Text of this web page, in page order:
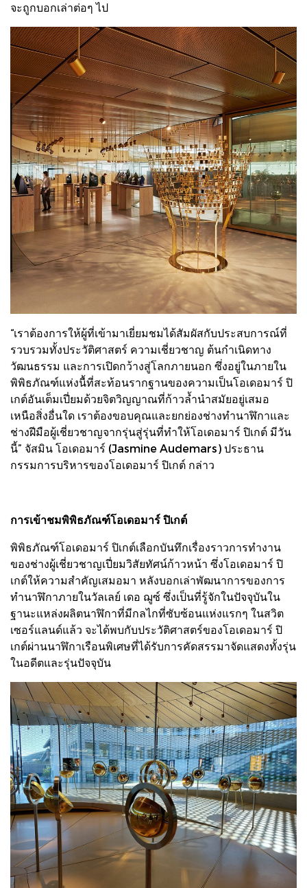
จะถูกบอกเล่าต่อๆ ไป
“เราต้องการให้ผู้ที่เข้ามาเยี่ยมชมได้สัมผัสกับประสบการณ์ที่
รวบรวมทั้งประวัติศาสตร์ ความเชี่ยวชาญ ต้นกำเนิดทาง
วัฒนธรรม และการเปิดกว้างสู่โลกภายนอก ซึ่งอยู่ในภายใน
พิพิธภัณฑ์แห่งนื้ที่สะท้อนรากฐานของความเป็นโอเดอมาร์ ปิ
เกต์อันเต็มเปี่ยมด้วยจิตวิญญาณที่ก้าวล้ำนำสมัยอยู่เสมอ
เหนือสิ่งอื่นใด เราต้องขอบคุณและยกย่องช่างทำนาฬิกาและ
ช่างฝีมือผู้เชี่ยวชาญจากรุ่นสู่รุ่นที่ทำให้โอเดอมาร์ ปิเกต์ มีวัน
นี้” จัสมิน โอเดอมาร์ (Jasmine Audemars) ประธาน
กรรมการบริหารของโอเดอมาร์ ปิเกต์ กล่าว
การเข้าชมพิพิธภัณฑ์โอเดอมาร์ ปิเกต์
พิพิธภัณฑ์โอเดอมาร์ ปิเกต์เลือกบันทึกเรื่องราวการทำงาน
ของช่างผู้เชี่ยวชาญเปี่ยมวิสัยทัศน์ก้าวหน้า ซึ่งโอเดอมาร์ ปิ
เกต์ให้ความสำคัญเสมอมา หลังบอกเล่าพัฒนาการของการ
ทำนาฬิกาภายในวัลเลย์ เดอ ฌูซ์ ซึ่งเป็นที่รู้จักในปัจจุบันใน
ฐานะแหล่งผลิตนาฬิกาที่มีกลไกที่ซับซ้อนแห่งแรกๆ ในสวิต
เซอร์แลนด์แล้ว จะได้พบกับประวัติศาสตร์ของโอเดอมาร์ ปิ
เกต์ผ่านนาฬิกาเรือนพิเศษที่ได้รับการคัดสรรมาจัดแสดงทั้งรุ่น
ในอดีตและรุ่นปัจจุบัน